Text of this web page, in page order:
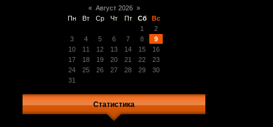
« Август 2026 »
Пн
Вт Ср Чт Пт Сб
Вс
1
2
3
4 5 6 7 8
9
10
11 12 13 14 15
16
17
18 19 20 21 22
23
24
25 26 27 28 29
30
31
Статистика